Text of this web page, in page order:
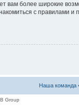
вам более широкие
с правилами
Наша команда
Group